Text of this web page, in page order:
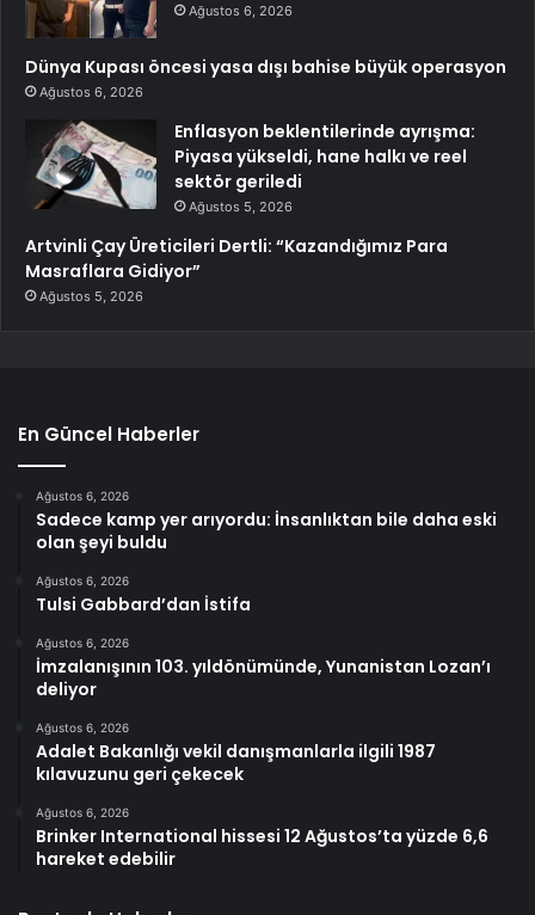
Ağustos 6, 2026
Dünya Kupası öncesi yasa dışı bahise büyük operasyon
Ağustos 6, 2026
Enflasyon beklentilerinde ayrışma:
Piyasa yükseldi, hane halkı ve reel
sektör geriledi
Ağustos 5, 2026
Artvinli Çay Üreticileri Dertli: “Kazandığımız Para
Masraflara Gidiyor”
Ağustos 5, 2026
En Güncel Haberler
Ağustos 6, 2026
Sadece kamp yer arıyordu: İnsanlıktan bile daha eski
olan şeyi buldu
Ağustos 6, 2026
Tulsi Gabbard’dan İstifa
Ağustos 6, 2026
İmzalanışının 103. yıldönümünde, Yunanistan Lozan’ı
deliyor
Ağustos 6, 2026
Adalet Bakanlığı vekil danışmanlarla ilgili 1987
kılavuzunu geri çekecek
Ağustos 6, 2026
Brinker International hissesi 12 Ağustos’ta yüzde 6,6
hareket edebilir